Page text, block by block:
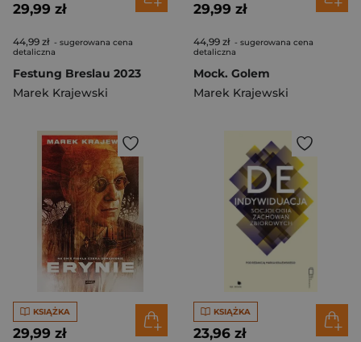
29,99 zł
44,99 zł - sugerowana cena
detaliczna
Festung Breslau 2023
Marek Krajewski
29,99 zł
44,99 zł - sugerowana cena
detaliczna
Mock. Golem
Marek Krajewski
KSIĄŻKA
29,99 zł
KSIĄŻKA
23,96 zł